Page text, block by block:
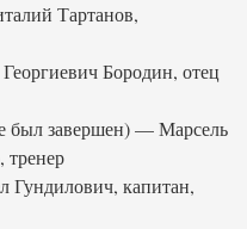
Тартанов,
Бородин, отец
завершен) — Марсель
капитан,